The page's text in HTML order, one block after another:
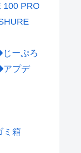
100 PRO
じーぷろ
アプデ
ミ箱